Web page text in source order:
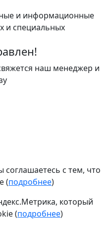
и информационные
и специальных
наш менеджер и
с тем, что
(подробнее)
который
(подробнее)